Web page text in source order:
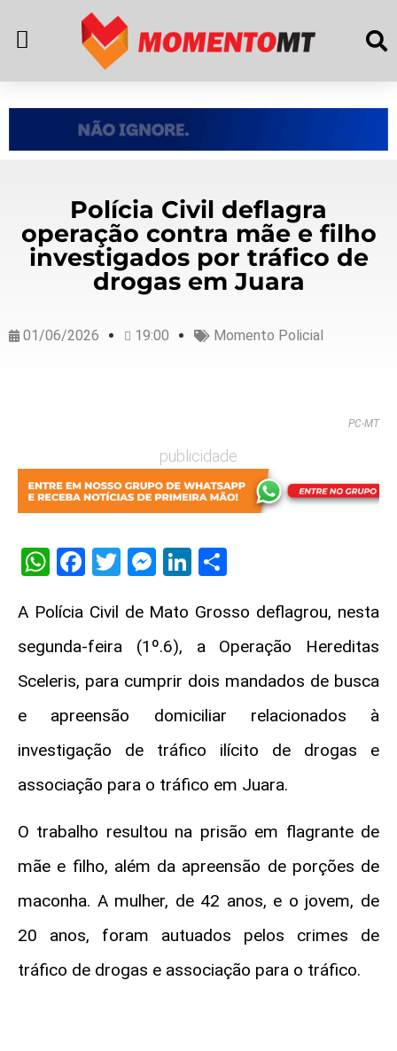
Polícia Civil deflagra
operação contra mãe e filho
investigados por tráfico de
drogas em Juara
01/06/2026 19:00 Momento Policial
PC-MT
publicidade
WhatsApp
Facebook
Twitter
Messenger
LinkedIn
A Polícia Civil de Mato Grosso deflagrou, nesta
segunda-feira (1º.6), a Operação Hereditas
Sceleris, para cumprir dois mandados de busca
e apreensão domiciliar relacionados à
investigação de tráfico ilícito de drogas e
associação para o tráfico em Juara.
O trabalho resultou na prisão em flagrante de
mãe e filho, além da apreensão de porções de
maconha. A mulher, de 42 anos, e o jovem, de
20 anos, foram autuados pelos crimes de
tráfico de drogas e associação para o tráfico.